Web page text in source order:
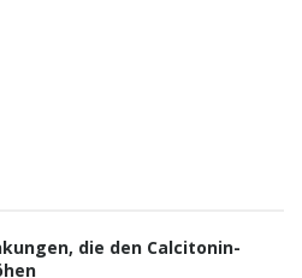
die den Calcitonin-